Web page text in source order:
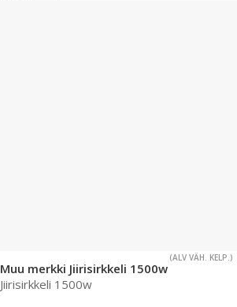
(ALV VÄH. KELP.)
Muu merkki Jiirisirkkeli 1500w
Jiirisirkkeli 1500w